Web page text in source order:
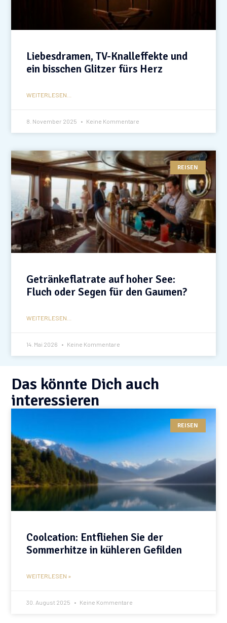
Liebesdramen, TV-Knalleffekte und
ein bisschen Glitzer fürs Herz
WEITERLESEN...
8. November 2025 Keine Kommentare
REISEN
Getränkeflatrate auf hoher See:
Fluch oder Segen für den Gaumen?
WEITERLESEN...
14. Mai 2026 Keine Kommentare
Das könnte Dich auch
interessieren
REISEN
Coolcation: Entfliehen Sie der
Sommerhitze in kühleren Gefilden
WEITERLESEN »
30. August 2025 Keine Kommentare